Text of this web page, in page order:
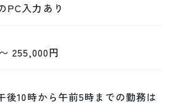
PC入力あり
255,000円
後10時から午前5時までの勤務は